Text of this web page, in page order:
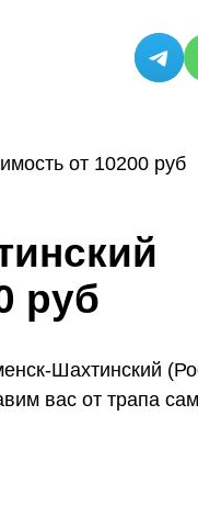
от 10200 руб
руб
Шахтинский
вас от трапа